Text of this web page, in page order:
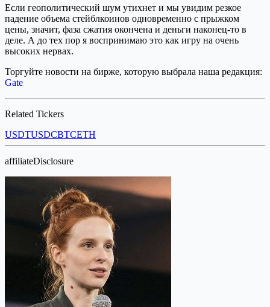
Если геополитический шум утихнет и мы увидим резкое
падение объема стейблкоинов одновременно с прыжком
цены, значит, фаза сжатия окончена и деньги наконец-то в
деле. А до тех пор я воспринимаю это как игру на очень
высоких нервах.
Торгуйте новости на бирже, которую выбрала наша редакция:
Gate
Related Tickers
USDTUSDCBTCETH
affiliateDisclosure